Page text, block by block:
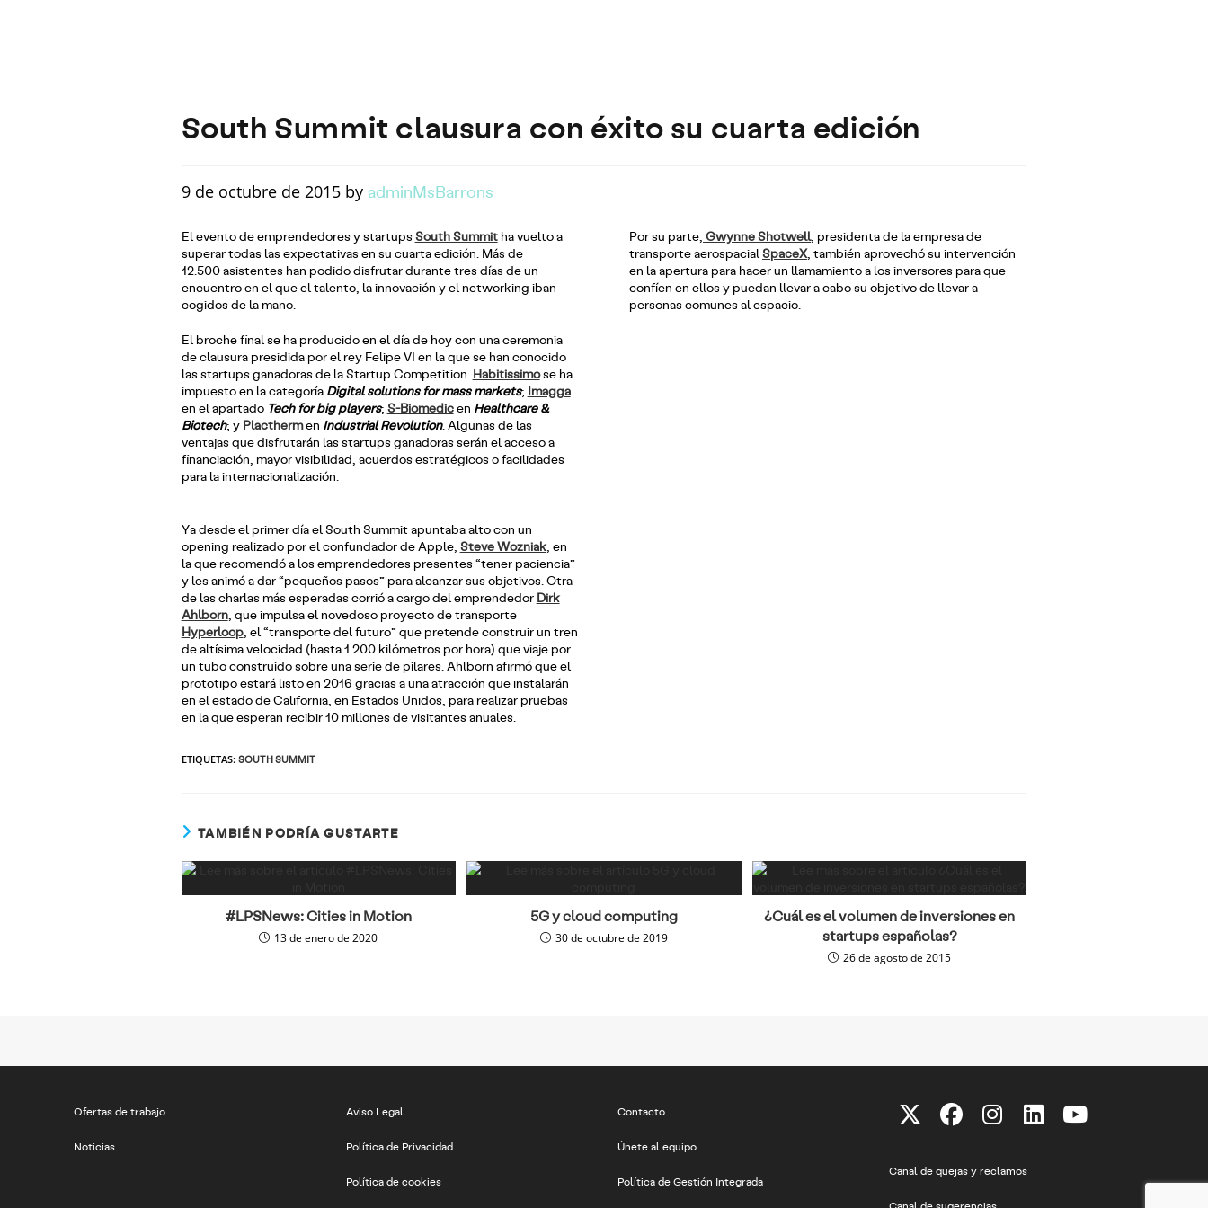
South Summit clausura con éxito su cuarta edición
9 de octubre de 2015 by adminMsBarrons
El evento de emprendedores y startupsSouth Summitha vuelto a
superar todas las expectativas en su cuarta edición. Más de
12.500 asistentes han podido disfrutar durante tres días de un
encuentro en el que el talento, la innovación y el networking iban
cogidos de la mano.
El broche final se ha producido en el día de hoy con una ceremonia
de clausura presidida por el rey Felipe VI en la que se han conocido
las startups ganadoras de la Startup Competition. Habitissimose ha
impuesto en la categoría Digital solutions for mass markets; Imagga
en el apartado Tech for big players; S-Biomedicen Healthcare &
Biotech; y Placthermen Industrial Revolution. Algunas de las
ventajas que disfrutarán las startups ganadoras serán el acceso a
financiación, mayor visibilidad, acuerdos estratégicos o facilidades
para la internacionalización.
Ya desde el primer día el South Summit apuntaba alto con un
opening realizado por el confundador de Apple, Steve Wozniak, en
la que recomendó a los emprendedores presentes “tener paciencia”
y les animó a dar “pequeños pasos” para alcanzar sus objetivos. Otra
de las charlas más esperadas corrió a cargo del emprendedor Dirk
Ahlborn, que impulsa el novedoso proyecto de transporte
Hyperloop, el “transporte del futuro” que pretende construir un tren
de altísima velocidad (hasta 1.200 kilómetros por hora) que viaje por
un tubo construido sobre una serie de pilares. Ahlborn afirmó que el
prototipo estará listo en 2016 gracias a una atracción que instalarán
en el estado de California, en Estados Unidos, para realizar pruebas
en la que esperan recibir 10 millones de visitantes anuales.
Por su parte, Gwynne Shotwell, presidenta de la empresa de
transporte aerospacialSpaceX, también aprovechó su intervención
en la apertura para hacer un llamamiento a los inversores para que
confíen en ellos y puedan llevar a cabo su objetivo de llevar a
personas comunes al espacio.
ETIQUETAS: SOUTH SUMMIT
TAMBIÉN PODRÍA GUSTARTE
#LPSNews: Cities in Motion
13 de enero de 2020
5G y cloud computing
30 de octubre de 2019
¿Cuál es el volumen de inversiones en
startups españolas?
26 de agosto de 2015
Ofertas de trabajo
Noticias
Aviso Legal
Política de Privacidad
Política de cookies
Contacto
Únete al equipo
Política de Gestión Integrada
en
en
en
en
Canal de quejas y reclamos